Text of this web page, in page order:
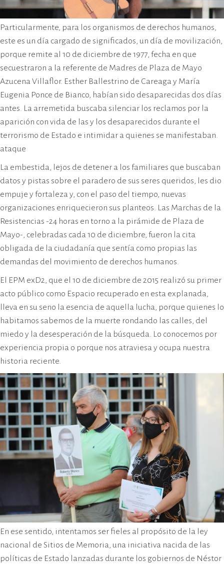
Particularmente, para los organismos de derechos humanos,
este es un día cargado de significados, un día de movilización,
porque remite al 10 de diciembre de 1977, fecha en que
secuestraron a la referente de Madres de Plaza de Mayo
Azucena Villaflor. Esther Ballestrino de Careaga y María
Eugenia Ponce de Bianco, habían sido desaparecidas dos días
antes. La arremetida buscaba silenciar los reclamos por la
aparición con vida de las y los desaparecidos durante el
terrorismo de Estado e intimidar a quienes se manifestaban.
ataque
La embestida, lejos de detener a los familiares que buscaban
datos y pistas sobre el paradero de sus seres queridos, les dio
empuje y fortaleza y, con el paso del tiempo, nuevas
organizaciones enriquecieron sus planteos. Las Marchas de la
Resistencias -24 horas en torno a la pirámide de Plaza de
Mayo-, celebradas cada 10 de diciembre, fueron la cita
obligada de la ciudadanía que sentía como propias las
demandas del movimiento de derechos humanos.
El EPM exD2, que el 10 de diciembre de 2015 realizó su primer
acto público como Espacio recuperado en esta explanada,
lleva en su seno la esencia de aquella lucha, porque quienes lo
habitamos sabemos de la muerte rondando las calles, del
miedo y la desesperación de la búsqueda. Lo conocemos por
experiencia propia o porque nos atraviesa y ocupa nuestra
historia reciente.
En ese sentido, intentamos ser fieles al propósito de la ley
nacional de Sitios de Memoria, una iniciativa nacida de las
políticas de Estado lanzadas durante los gobiernos de Néstor